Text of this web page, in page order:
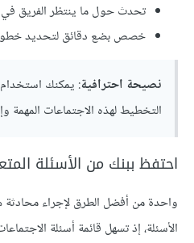
تحدث حول ما ينتظر الفريق في
خصص بضع دقائق لتحديد خطوات
نصيحة احترافية: يمكنك استخدام
التخطيط لهذه الاجتماعات المهمة
احتفظ ببنك من الأسئلة
واحدة من أفضل الطرق لإجراء
الأسئلة، إذ تسهل قائمة أسئلة